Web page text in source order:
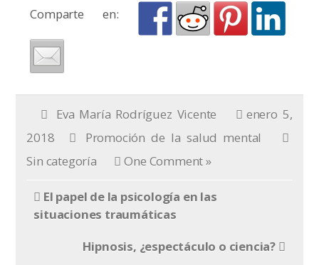
Comparte en:
Eva María Rodríguez Vicente
enero 5,
2018
Promoción de la salud mental
Sin categoría
One Comment »
El papel de la psicología en las
situaciones traumáticas
Hipnosis, ¿espectáculo o ciencia?